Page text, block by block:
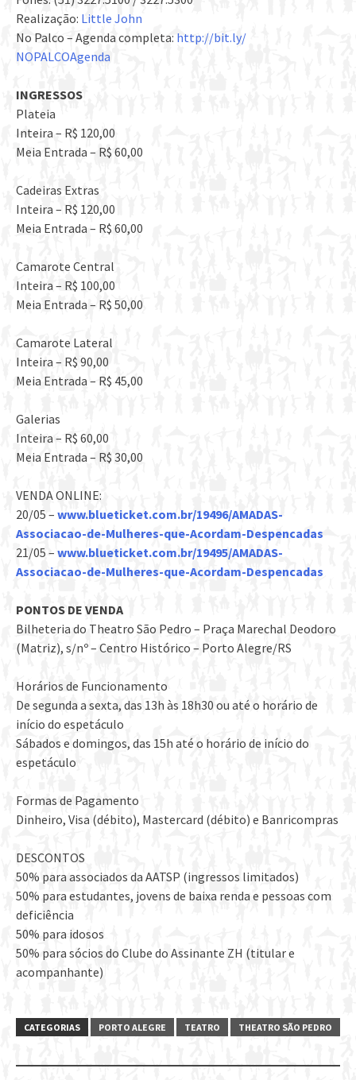
Realização: Little John
No Palco – Agenda completa: http://bit.ly/
NOPALCOAgenda
INGRESSOS
Plateia
Inteira – R$ 120,00
Meia Entrada – R$ 60,00
Cadeiras Extras
Inteira – R$ 120,00
Meia Entrada – R$ 60,00
Camarote Central
Inteira – R$ 100,00
Meia Entrada – R$ 50,00
Camarote Lateral
Inteira – R$ 90,00
Meia Entrada – R$ 45,00
Galerias
Inteira – R$ 60,00
Meia Entrada – R$ 30,00
VENDA ONLINE:
20/05 – www.blueticket.com.br/19496/AMADAS-
Associacao-de-Mulheres-que-Acordam-Despencadas
21/05 – www.blueticket.com.br/19495/AMADAS-
Associacao-de-Mulheres-que-Acordam-Despencadas
PONTOS DE VENDA
Bilheteria do Theatro São Pedro – Praça Marechal Deodoro
(Matriz), s/nº – Centro Histórico – Porto Alegre/RS
Horários de Funcionamento
De segunda a sexta, das 13h às 18h30 ou até o horário de
início do espetáculo
Sábados e domingos, das 15h até o horário de início do
espetáculo
Formas de Pagamento
Dinheiro, Visa (débito), Mastercard (débito) e Banricompras
DESCONTOS
50% para associados da AATSP (ingressos limitados)
50% para estudantes, jovens de baixa renda e pessoas com
deficiência
50% para idosos
50% para sócios do Clube do Assinante ZH (titular e
acompanhante)
CATEGORIAS PORTO ALEGRE TEATRO THEATRO SÃO PEDRO